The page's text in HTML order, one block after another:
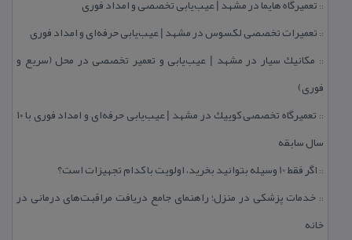
:: تعمیرگاه هایما در مشهد | عیب‌یابی تخصصی و امداد فوری
:: تعمیرات تخصصی لكسوس در مشهد | عیب‌یابی حرفه‌ای و امداد فوری
:: مكانیك سیار در مشهد | عیب‌یابی و تعمیر تخصصی در محل (سریع و
فوری)
::
تعمیرگاه تخصصی كوییك در مشهد | عیب‌یابی حرفه‌ای و امداد فوری با ۱۰
سال سابقه
:: اگر فقط 10 وسیله بتوانید بخرید، اولویت با كدام تجهیزات است؟
:: خدمات پزشكی در منزل؛ راهنمای جامع دریافت مراقبت‌های درمانی در
خانه